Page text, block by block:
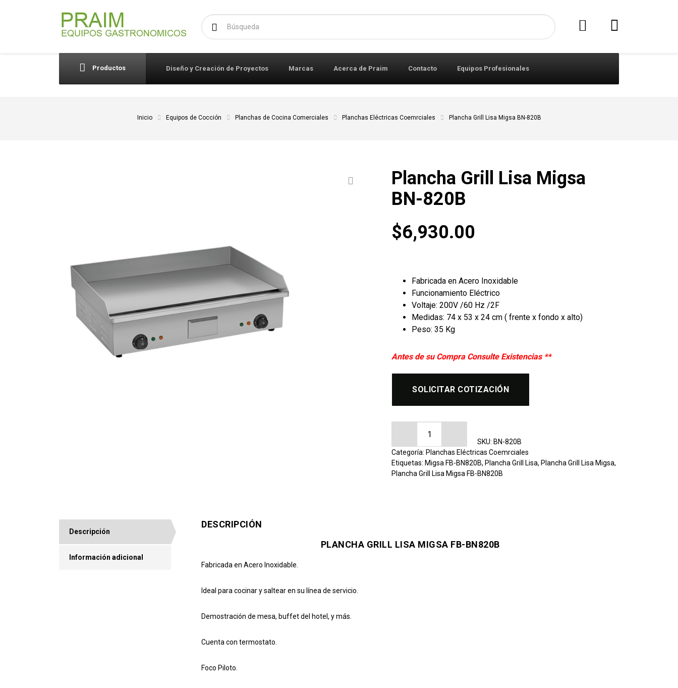
Buscar:
Productos Diseño y Creación de Proyectos Marcas Acerca de Praim Contacto Equipos Profesionales
Inicio Equipos de Cocción Planchas de Cocina Comerciales Planchas Eléctricas Coemrciales Plancha Grill Lisa Migsa BN-820B
Plancha Grill Lisa Migsa
BN-820B
$6,930.00
Fabricada en Acero Inoxidable
Funcionamiento Eléctrico
Voltaje: 200V /60 Hz /2F
Medidas: 74 x 53 x 24 cm ( frente x fondo x alto)
Peso: 35 Kg
Antes de su Compra Consulte Existencias **
SOLICITAR COTIZACIÓN
Plancha Grill Lisa Migsa BN-820B cantidad
SKU: BN-820B
Categoría: Planchas Eléctricas Coemrciales
Etiquetas: Migsa FB-BN820B, Plancha Grill Lisa, Plancha Grill Lisa Migsa,
Plancha Grill Lisa Migsa FB-BN820B
Descripción
Información adicional
DESCRIPCIÓN
PLANCHA GRILL LISA MIGSA FB-BN820B
Fabricada en Acero Inoxidable.
Ideal para cocinar y saltear en su línea de servicio.
Demostración de mesa, buffet del hotel, y más.
Cuenta con termostato.
Foco Piloto.